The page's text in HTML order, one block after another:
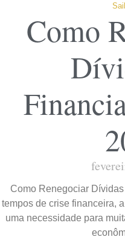
Como
Como Renegociar
tempos de crise financeira,
uma necessidade para